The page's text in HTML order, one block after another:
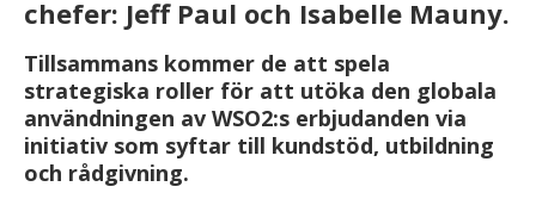
chefer: Jeff Paul och Isabelle Mauny.
Tillsammans kommer de att spela
strategiska roller för att utöka den globala
användningen av WSO2:s erbjudanden via
initiativ som syftar till kundstöd, utbildning
och rådgivning.